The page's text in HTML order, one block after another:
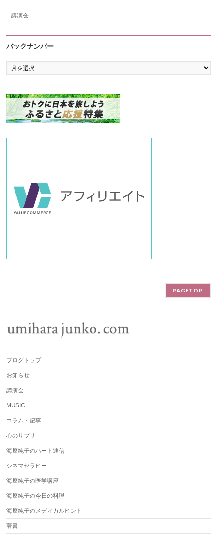
講演会
バックナンバー
バ
ッ
ン
バ
ー
PAGETOP
ブログトップ
お知らせ
講演会
MUSIC
コラム・記事
心のサプリ
海原純子のハート通信
シネマセラピー
海原純子の医学講座
海原純子の今日の料理
海原純子のメディカルヒント
著書